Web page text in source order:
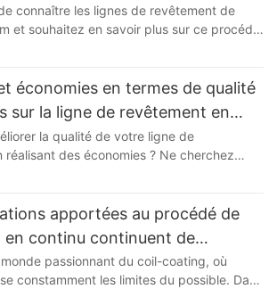
connaître les lignes de revêtement de
et souhaitez en savoir plus sur ce procédé
manufacturière ? Ne cherchez plus !
lignes de revêtement de bobines
fonction à leurs avantages, en passant par
votre entreprise. Restez à l’écoute pour
et aboutissants de cette technologie
de bobines d'aluminium : ce que
lignes de revêtement de bobines
un large éventail d'industries, de
Ces lignes sont conçues pour
protecteur et décoratif sur les bobines
une durabilité et un attrait
vous envisagez d’investir dans une ligne
économies en termes de qualité
sur la ligne de revêtement en
la qualité de votre ligne de
des économies ? Ne cherchez
nous explorerons les nombreux
Qu’il s’agisse d’améliorer l’apparence
d’augmenter l’efficacité ou de réduire
dans la qualité des couleurs pourrait être la
votre opération au niveau supérieur.
plonger dans le monde passionnant du
apportées au procédé de
en continu continuent de
passionnant du coil-coating, où
constamment les limites du possible. Dans